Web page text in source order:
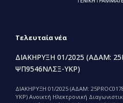
Τελευταία νέα
ΔΙΑΚΗΡΥΞΗ 01/2025 (ΑΔΑΜ:
ΨΠ9546ΝΛΣΞ-ΥΚΡ)
ΔΙΑΚΗΡΥΞΗ 01/2025 (ΑΔΑΜ:
ΥΚΡ) Ανοικτή Ηλεκτρονική